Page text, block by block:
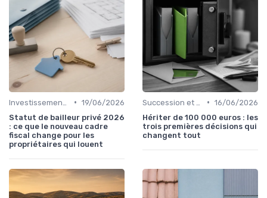
• 19/06/2026
Statut de bailleur privé 2026
: ce que le nouveau cadre
fiscal change pour les
propriétaires qui louent
• 16/06/2026
Hériter de 100 000 euros : les
trois premières décisions qui
changent tout